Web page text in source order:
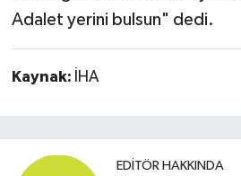
Adalet yerini bulsun" dedi.
Kaynak: İHA
EDITÖR HAKKINDA